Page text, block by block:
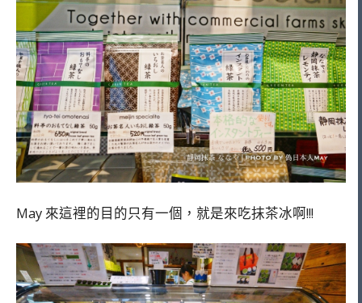
May 來這裡的目的只有一個，就是來吃抹茶冰啊!!!